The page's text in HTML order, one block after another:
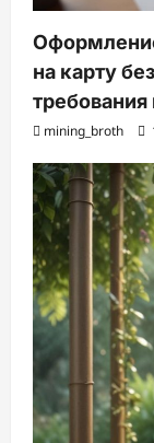
на карту
mining_broth